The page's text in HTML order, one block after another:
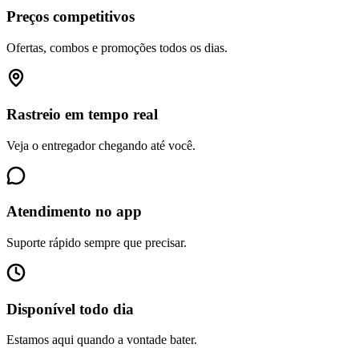
Preços competitivos
Ofertas, combos e promoções todos os dias.
Rastreio em tempo real
Veja o entregador chegando até você.
Atendimento no app
Suporte rápido sempre que precisar.
Disponível todo dia
Estamos aqui quando a vontade bater.